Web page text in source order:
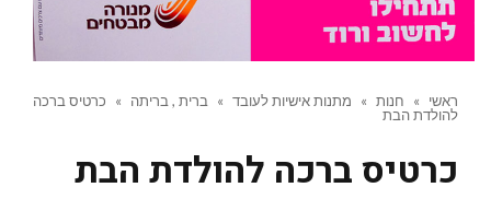
ראשי » חנות » מתנות אישיות לעובד » ברית , בריתה »
כרטיס ברכה
להולדת הבת
כרטיס ברכה להולדת הבת